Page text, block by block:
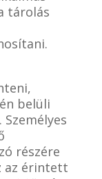
tárolás
belüli
részére
az érintett